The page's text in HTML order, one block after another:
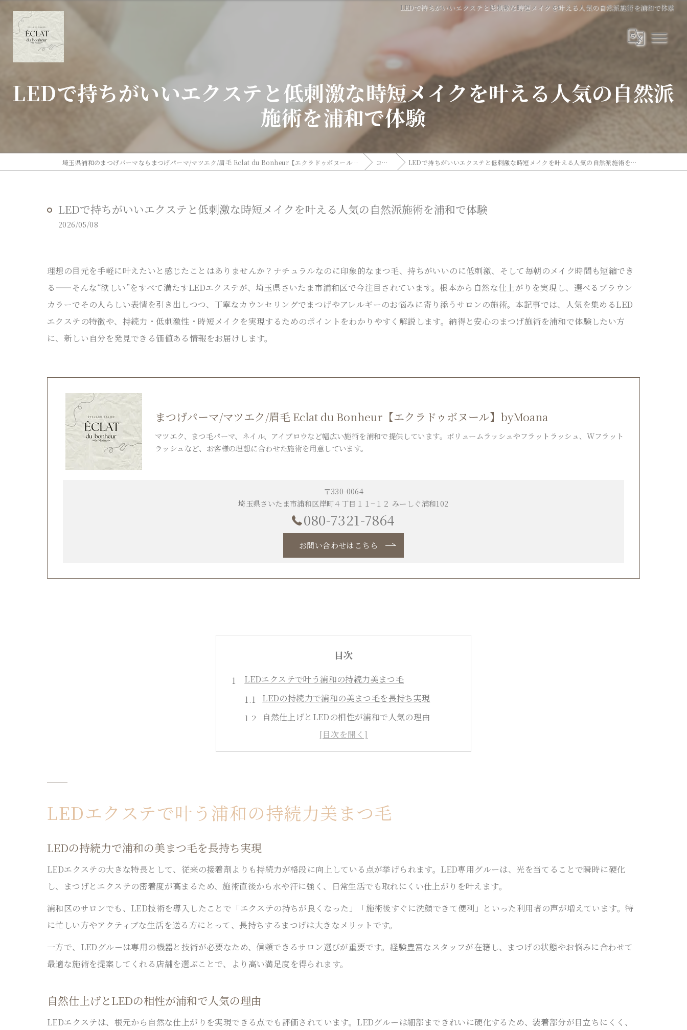
LEDで持ちがいいエクステと低刺激な時短メイクを叶える人気の自然派施術を浦和で体験
LEDで持ちがいいエクステと低刺激な時短メイクを叶える人気の自然派
施術を浦和で体験
埼玉県浦和のまつげパーマならまつげパーマ/マツエク/眉毛 Eclat du Bonheur【エクラドゥボヌール】byMoana コラム LEDで持ちがいいエクステと低刺激な時短メイクを叶える人気の自然派施術を浦和で体験
LEDで持ちがいいエクステと低刺激な時短メイクを叶える人気の自然派施術を浦和で体験
2026/05/08
理想の目元を手軽に叶えたいと感じたことはありませんか？ナチュラルなのに印象的なまつ毛、持ちがいいのに低刺激、そして毎朝のメイク時間も短縮でき
る——そんな“欲しい”をすべて満たすLEDエクステが、埼玉県さいたま市浦和区で今注目されています。根本から自然な仕上がりを実現し、選べるブラウン
カラーでその人らしい表情を引き出しつつ、丁寧なカウンセリングでまつげやアレルギーのお悩みに寄り添うサロンの施術。本記事では、人気を集めるLED
エクステの特徴や、持続力・低刺激性・時短メイクを実現するためのポイントをわかりやすく解説します。納得と安心のまつげ施術を浦和で体験したい方
に、新しい自分を発見できる価値ある情報をお届けします。
まつげパーマ/マツエク/眉毛 Eclat du Bonheur【エクラドゥボヌール】byMoana
マツエク、まつ毛パーマ、ネイル、アイブロウなど幅広い施術を浦和で提供しています。ボリュームラッシュやフラットラッシュ、Wフラット
ラッシュなど、お客様の理想に合わせた施術を用意しています。
〒330-0064
埼玉県さいたま市浦和区岸町４丁目１１−１２ みーしぐ浦和102
080-7321-7864
お問い合わせはこちら
目次
LEDエクステで叶う浦和の持続力美まつ毛
LEDの持続力で浦和の美まつ毛を長持ち実現
自然仕上げとLEDの相性が浦和で人気の理由
LEDエクステがもたらす時短メイクの新常識
丁寧なカウンセリングが叶えるLED施術の安心感
低刺激LEDが生む自然な目元の持続力とは
浦和で人気のLEDカウンセリング体験を徹底解説
自然に馴染むLEDマツエクで時短メイクも実現
時短メイクが叶うLEDエクステの秘密に迫る
LEDエクステがもたらす朝の時短メイク術
自然な根本が魅力のLEDマツエク徹底解説
持ちの良さでLEDが忙しい女性から人気急上昇
根元から自然に華やぐLEDまつげの魅力
LEDエクステで叶う浦和の持続力美まつ毛
LEDの持続力で浦和の美まつ毛を長持ち実現
LEDエクステの大きな特長として、従来の接着剤よりも持続力が格段に向上している点が挙げられます。LED専用グルーは、光を当てることで瞬時に硬化
し、まつげとエクステの密着度が高まるため、施術直後から水や汗に強く、日常生活でも取れにくい仕上がりを叶えます。
浦和区のサロンでも、LED技術を導入したことで「エクステの持ちが良くなった」「施術後すぐに洗顔できて便利」といった利用者の声が増えています。特
に忙しい方やアクティブな生活を送る方にとって、長持ちするまつげは大きなメリットです。
一方で、LEDグルーは専用の機器と技術が必要なため、信頼できるサロン選びが重要です。経験豊富なスタッフが在籍し、まつげの状態やお悩みに合わせて
最適な施術を提案してくれる店舗を選ぶことで、より高い満足度を得られます。
自然仕上げとLEDの相性が浦和で人気の理由
LEDエクステは、根元から自然な仕上がりを実現できる点でも評価されています。LEDグルーは細部まできれいに硬化するため、装着部分が目立ちにくく、